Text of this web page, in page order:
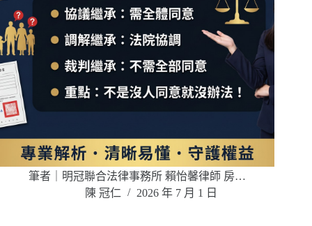
筆者｜明冠聯合法律事務所 賴怡馨律師 房…
陳 冠仁
2026 年 7 月 1 日